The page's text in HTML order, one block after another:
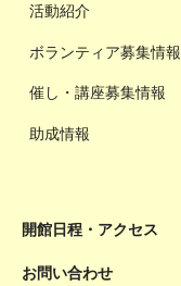
活動紹介
ボランティア募集情報
催し・講座募集情報
助成情報
開館日程・アクセス
お問い合わせ